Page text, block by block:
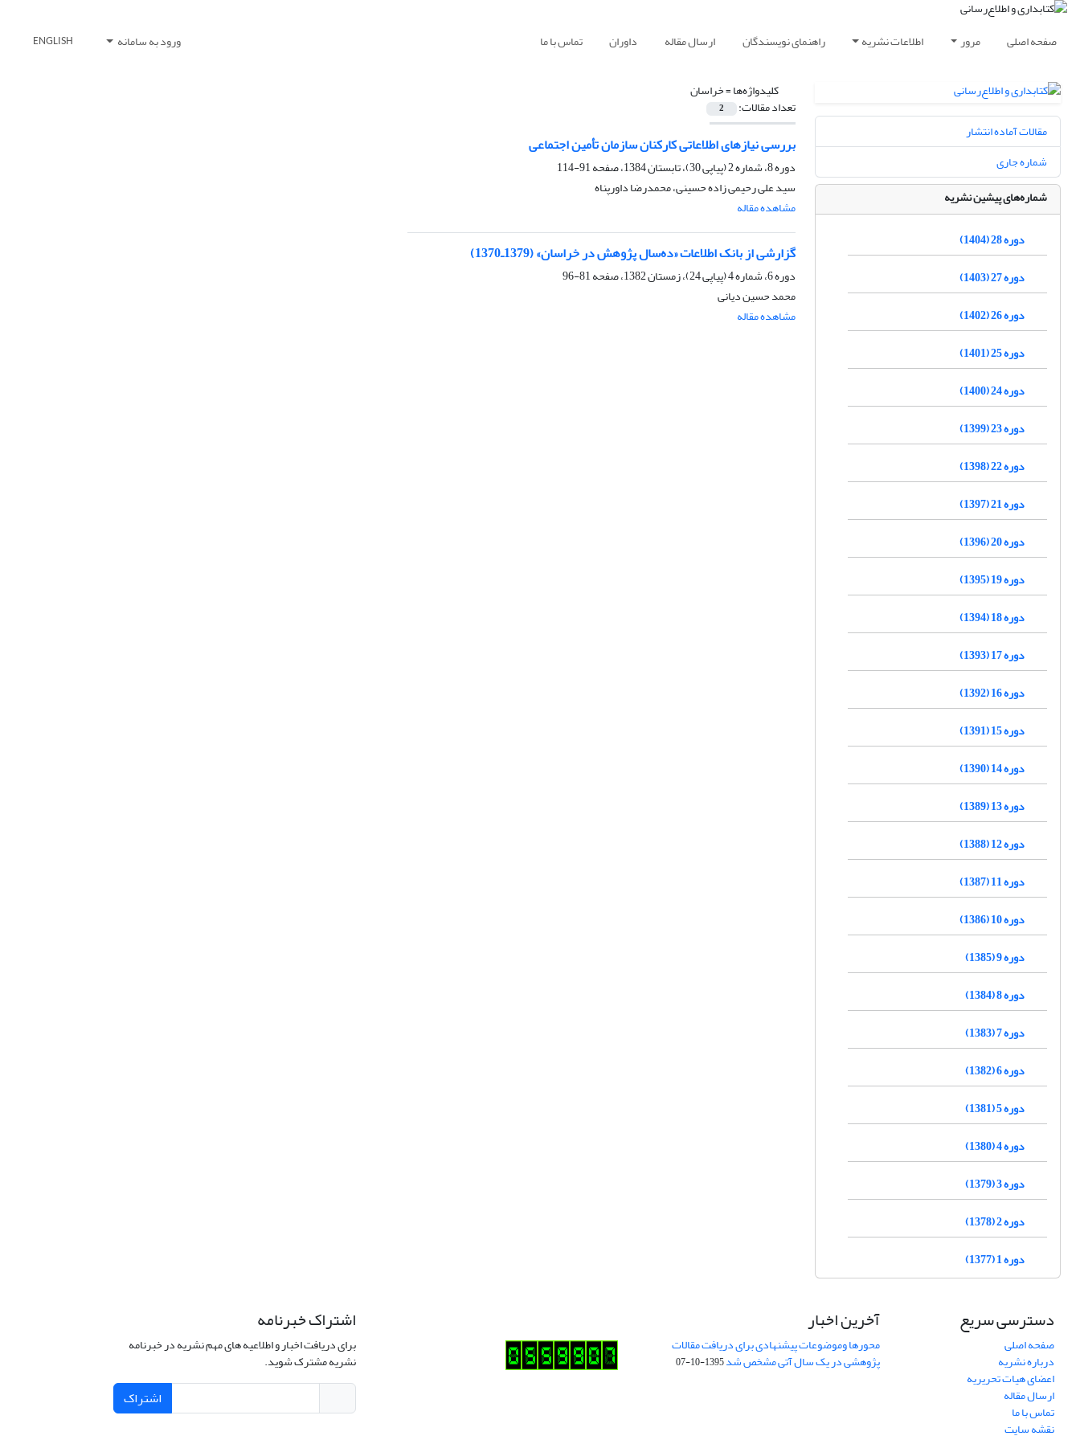
صفحه اصلی مرور اطلاعات نشریه راهنمای نویسندگان ارسال مقاله داوران تماس با ما ورود به سامانه ENGLISH
کلیدواژه‌ها =خراسان
تعداد مقالات: 2
بررسی نیازهای اطلاعاتی کارکنان سازمان تأمین اجتماعی
دوره 8، شماره 2 (پیاپی 30)، تابستان 1384، صفحه
91-114
سید علی رحیمی زاده حسینی، محمدرضا داورپناه
مشاهده مقاله
گزارشی از بانک اطلاعات «ده‌سال پژوهش در خراسان» (1379ـ1370)
دوره 6، شماره 4 (پیاپی 24)، زمستان 1382، صفحه
81-96
محمد حسین دیانی
مشاهده مقاله
مقالات آماده انتشار
شماره جاری
شماره‌های پیشین نشریه
دوره 28 (1404)
دوره 27 (1403)
دوره 26 (1402)
دوره 25 (1401)
دوره 24 (1400)
دوره 23 (1399)
دوره 22 (1398)
دوره 21 (1397)
دوره 20 (1396)
دوره 19 (1395)
دوره 18 (1394)
دوره 17 (1393)
دوره 16 (1392)
دوره 15 (1391)
دوره 14 (1390)
دوره 13 (1389)
دوره 12 (1388)
دوره 11 (1387)
دوره 10 (1386)
دوره 9 (1385)
دوره 8 (1384)
دوره 7 (1383)
دوره 6 (1382)
دوره 5 (1381)
دوره 4 (1380)
دوره 3 (1379)
دوره 2 (1378)
دوره 1 (1377)
دسترسی سریع
صفحه اصلی
درباره نشریه
اعضای هیات تحریریه
ارسال مقاله
تماس با ما
نقشه سایت
آخرین اخبار
محورها وموضوعات پیشنهادی برای دریافت مقالات
پژوهشی در یک سال آتی مشخص شد1395-10-07
اشتراک خبرنامه
برای دریافت اخبار و اطلاعیه های مهم نشریه در خبرنامه
نشریه مشترک شوید.
اشتراک